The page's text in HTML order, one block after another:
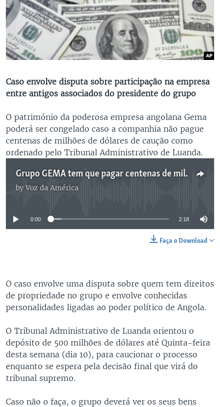
Caso envolve disputa sobre participação na empresa
entre antigos associados do presidente do grupo
O património da poderosa empresa angolana Gema
poderá ser congelado caso a companhia não pague
centenas de milhões de dólares de caução como
ordenado pelo Tribunal Administrativo de Luanda.
Grupo GEMA tem que pagar centenas de milhões de dólares de caução - 2:18
byVoz da América
No media source currently available
0:00 2:18
Faça o Download
O caso envolve uma disputa sobre quem tem direitos
de propriedade no grupo e envolve conhecidas
personalidades ligadas ao poder político de Angola.
O Tribunal Administrativo de Luanda orientou o
depósito de 500 milhões de dólares até Quinta-feira
desta semana (dia 10), para caucionar o processo
enquanto se espera pela decisão final que virá do
tribunal supremo.
Caso não o faça, o grupo deverá ver os seus bens